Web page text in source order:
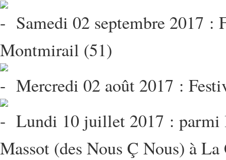
Samedi 02 septembre 2017 :
Montmirail (51)
Mercredi 02 août 2017 :
Lundi 10 juillet 2017 : parmi
Massot (des Nous Ç Nous) à